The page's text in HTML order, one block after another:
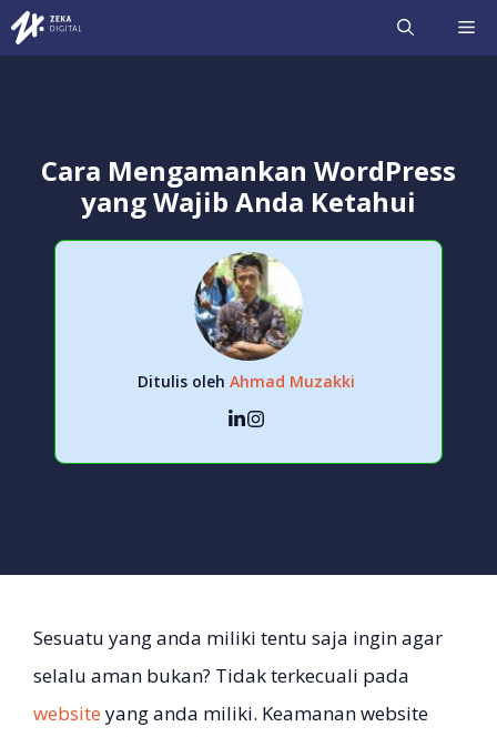
Langsung
ke
Cara Mengamankan WordPress
yang Wajib Anda Ketahui
Ditulis oleh Ahmad Muzakki
Sesuatu yang anda miliki tentu saja ingin agar
selalu aman bukan? Tidak terkecuali pada
website yang anda miliki. Keamanan website